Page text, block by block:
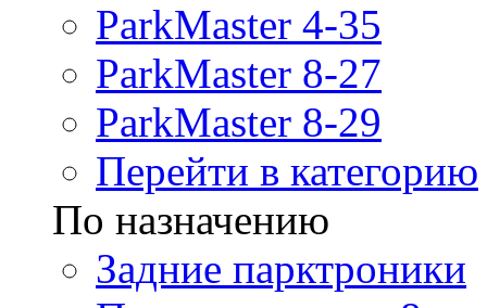
ParkMaster 4-35
ParkMaster 8-27
ParkMaster 8-29
Перейти в категорию
По назначению
Задние парктроники